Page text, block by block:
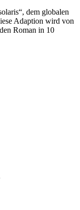
dem globalen
Adaption wird von
Roman in 10